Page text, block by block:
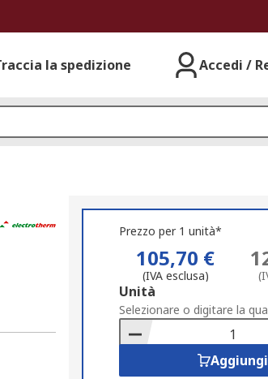
la spedizione Accedi /
Prezzo per 1 unità*
105,70 €
(IVA esclusa)
Add
to
Basket
Unità
Selezionare o digitare la
Aggiungi